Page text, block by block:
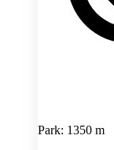
Park: 1350 m